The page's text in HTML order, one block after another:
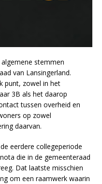
stemmen
van Lansingerland.
punt, zowel in het
3B als het daarop
tussen overheid en
op zowel
daarvan.
eerdere collegeperiode
die in de gemeenteraad
Dat laatste misschien
om een raamwerk waarin